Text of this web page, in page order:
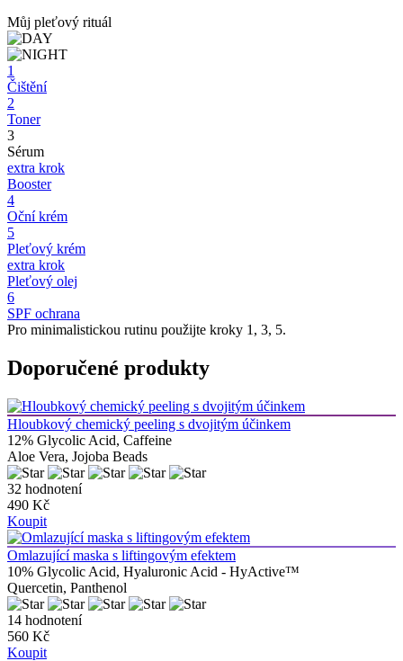
Můj pleťový rituál
1
Čištění
2
Toner
3
Sérum
extra krok
Booster
4
Oční krém
5
Pleťový krém
extra krok
Pleťový olej
6
SPF ochrana
Pro minimalistickou rutinu použijte kroky 1, 3, 5.
Doporučené produkty
Hloubkový chemický peeling s dvojitým účinkem
12% Glycolic Acid, Caffeine
Aloe Vera, Jojoba Beads
32 hodnotení
490 Kč
Koupit
Omlazující maska ​​s liftingovým efektem
10% Glycolic Acid, Hyaluronic Acid - HyActive™
Quercetin, Panthenol
14 hodnotení
560 Kč
Koupit